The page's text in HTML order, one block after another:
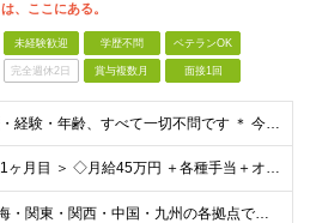
は、ここにある。
未経験歓迎 学歴不問 ベテランOK
完全週休2日 賞与複数月 面接1回
＊ 学歴・経験・年齢、すべて一切不問です ＊ 今回の採用で重視するのは、 これまでの経歴ではなく、あなたの「これから」です。 「とにかく稼いで人生を変えたい」 「家族のために安定した収入を得たい」 …
＜ 入社1ヶ月目 ＞ ◇月給45万円 ＋各種手当＋オーダー賞 （※オーダー賞：成約1件につき5,000円を別途支給！） ▼2ヶ月目以降は、待望の「高額歩合」がスタート♪ ＜ 入社2ヶ月目～ ＞ ◇
＼＼東海・関東・関西・中国・九州の各拠点で大募集／／ ★家賃無料の社宅あり！マイカー通勤OK！（規定あり）★ ※希望を100％考慮して配属・転勤なし・直行直帰OK・U/Iターン歓迎 ＼＼積極採用